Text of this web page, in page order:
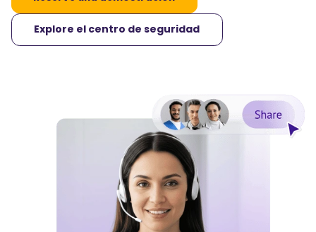
Explore el centro de seguridad